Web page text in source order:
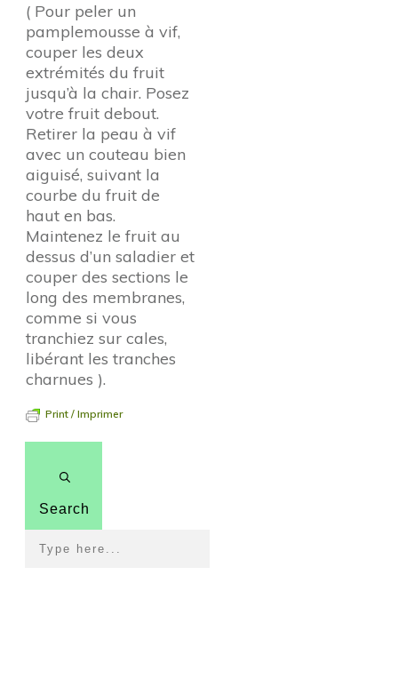
( Pour peler un
pamplemousse à vif,
couper les deux
extrémités du fruit
jusqu’à la chair. Posez
votre fruit debout.
Retirer la peau à vif
avec un couteau bien
aiguisé, suivant la
courbe du fruit de
haut en bas.
Maintenez le fruit au
dessus d’un saladier et
couper des sections le
long des membranes,
comme si vous
tranchiez sur cales,
libérant les tranches
charnues ).
Print / Imprimer
Search